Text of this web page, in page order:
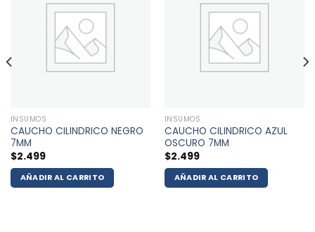
INSUMOS
CAUCHO CILINDRICO NEGRO
7MM
$2.499
AÑADIR AL CARRITO
INSUMOS
CAUCHO CILINDRICO AZUL
OSCURO 7MM
$2.499
AÑADIR AL CARRITO